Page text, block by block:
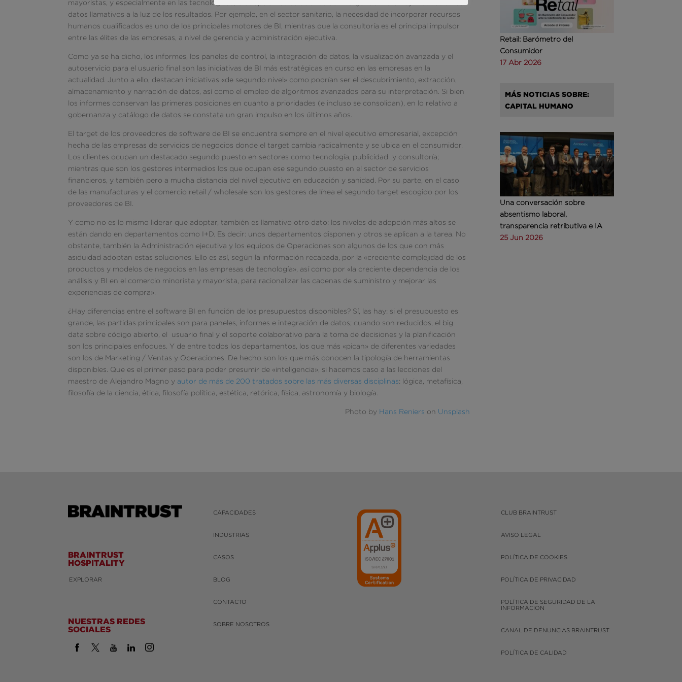
mayoristas, y especialmente en las tecnológicas, la adopción de soluciones de inteligencia. Pero hay muchos otros
datos llamativos a la luz de los resultados. Por ejemplo, en el sector sanitario, la necesidad de incorporar recursos
humanos cualificados es uno de los principales motores de BI, mientras que la consultoría es el principal impulsor
entre las élites de las empresas, a nivel de gerencia y administración ejecutiva.
Como ya se ha dicho, los informes, los paneles de control, la integración de datos, la visualización avanzada y el
autoservicio para el usuario final son las iniciativas de BI más estratégicas en curso en las empresas en la
actualidad. Junto a ello, destacan iniciativas «de segundo nivel» como podrían ser el descubrimiento, extracción,
almacenamiento y narración de datos, así como el empleo de algoritmos avanzados para su interpretación. Si bien
los informes conservan las primeras posiciones en cuanto a prioridades (e incluso se consolidan), en lo relativo a
gobernanza y catálogo de datos se constata un gran impulso en los últimos años.
El target de los proveedores de software de BI se encuentra siempre en el nivel ejecutivo empresarial, excepción
hecha de las empresas de servicios de negocios donde el target cambia radicalmente y se ubica en el consumidor.
Los clientes ocupan un destacado segundo puesto en sectores como tecnología, publicidad y consultoría;
mientras que son los gestores intermedios los que ocupan ese segundo puesto en el sector de servicios
financieros, y también pero a mucha distancia del nivel ejecutivo en educación y sanidad. Por su parte, en el caso
de las manufacturas y el comercio retail / wholesale son los gestores de línea el segundo target escogido por los
proveedores de BI.
Y como no es lo mismo liderar que adoptar, también es llamativo otro dato: los niveles de adopción más altos se
están dando en departamentos como I+D. Es decir: unos departamentos disponen y otros se aplican a la tarea. No
obstante, también la Administración ejecutiva y los equipos de Operaciones son algunos de los que con más
asiduidad adoptan estas soluciones. Ello es así, según la información recabada, por la «creciente complejidad de los
productos y modelos de negocios en las empresas de tecnología», así como por «la creciente dependencia de los
análisis y BI en el comercio minorista y mayorista, para racionalizar las cadenas de suministro y mejorar las
experiencias de compra».
¿Hay diferencias entre el software BI en función de los presupuestos disponibles? Sí, las hay: si el presupuesto es
grande, las partidas principales son para paneles, informes e integración de datos; cuando son reducidos, el big
data sobre código abierto, el usuario final y el soporte colaborativo para la toma de decisiones y la planificación
son los principales enfoques. Y de entre todos los departamentos, los que más «pican» de diferentes variedades
son los de Marketing / Ventas y Operaciones. De hecho son los que más conocen la tipología de herramientas
disponibles. Que es el primer paso para poder presumir de «inteligencia», si hacemos caso a las lecciones del
maestro de Alejandro Magno y autor de más de 200 tratados sobre las más diversas disciplinas: lógica, metafísica,
filosofía de la ciencia, ética, filosofía política, estética, retórica, física, astronomía y biología.
Photo by Hans Reniers on Unsplash
Retail: Barómetro del
Consumidor
17 Abr 2026
MÁS NOTICIAS SOBRE:
CAPITAL HUMANO
Una conversación sobre
absentismo laboral,
transparencia retributiva e IA
25 Jun 2026
BRAINTRUST
HOSPITALITY
EXPLORAR
NUESTRAS REDES
SOCIALES
CAPACIDADES
INDUSTRIAS
CASOS
BLOG
CONTACTO
SOBRE NOSOTROS
CLUB BRAINTRUST
AVISO LEGAL
POLÍTICA DE COOKIES
POLÍTICA DE PRIVACIDAD
POLÍTICA DE SEGURIDAD DE LA
INFORMACION
CANAL DE DENUNCIAS BRAINTRUST
POLÍTICA DE CALIDAD